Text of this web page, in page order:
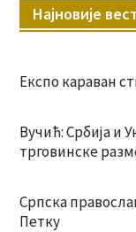
Најновије
Експо караван
Вучић: Србија и
трговинске
Српска
Петку